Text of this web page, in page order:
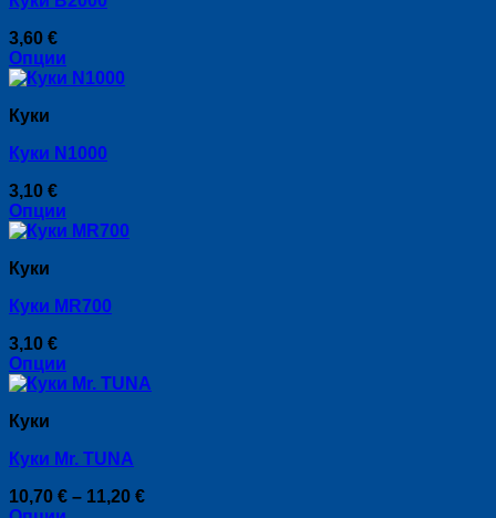
3,60 €
Опции
This
has
variants.
options
may
be
on
the
product
page
Куки
Куки N1000
3,10 €
Опции
This
has
variants.
options
may
be
on
the
product
page
Куки
Куки MR700
3,10 €
Опции
This
has
variants.
options
Куки
Куки Mr. TUNA
10,70 € – 11,20 €Price